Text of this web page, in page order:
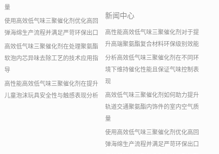
量
使用高效低气味三聚催化剂优化高回
弹海绵生产流程并满足严苛环保出口
高效低气味三聚催化剂在处理聚氨酯
软泡内芯异味去除工艺的技术应用指
导
高性能高效低气味三聚催化剂在提升
儿童泡沫玩具安全性与触感表现分析
新闻中心
高性能高效低气味三聚催化剂对于提
升高端聚氨酯复合材料环保级别效能
分析高效低气味三聚催化剂在不同环
境下维持催化性能且保证气味控制表
现
高效低气味三聚催化剂如何助力提升
轨道交通聚氨酯内饰件的室内空气质
量
使用高效低气味三聚催化剂优化高回
弹海绵生产流程并满足严苛环保出口